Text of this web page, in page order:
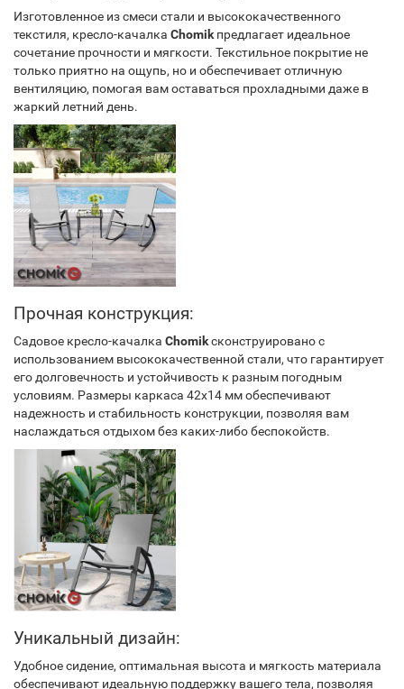
Изготовленное из смеси стали и высококачественного
текстиля, кресло-качалка Chomik предлагает идеальное
сочетание прочности и мягкости. Текстильное покрытие не
только приятно на ощупь, но и обеспечивает отличную
вентиляцию, помогая вам оставаться прохладными даже в
жаркий летний день.
Прочная конструкция:
Садовое кресло-качалка Chomikсконструировано с
использованием высококачественной стали, что гарантирует
его долговечность и устойчивость к разным погодным
условиям. Размеры каркаса 42х14 мм обеспечивают
надежность и стабильность конструкции, позволяя вам
наслаждаться отдыхом без каких-либо беспокойств.
Уникальный дизайн:
Удобное сидение, оптимальная высота и мягкость материала
обеспечивают идеальную поддержку вашего тела, позволяя